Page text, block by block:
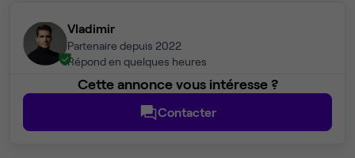
Vladimir
Partenaire depuis 2022
Répond en quelques heures
Cette annonce vous intéresse ?
Contacter